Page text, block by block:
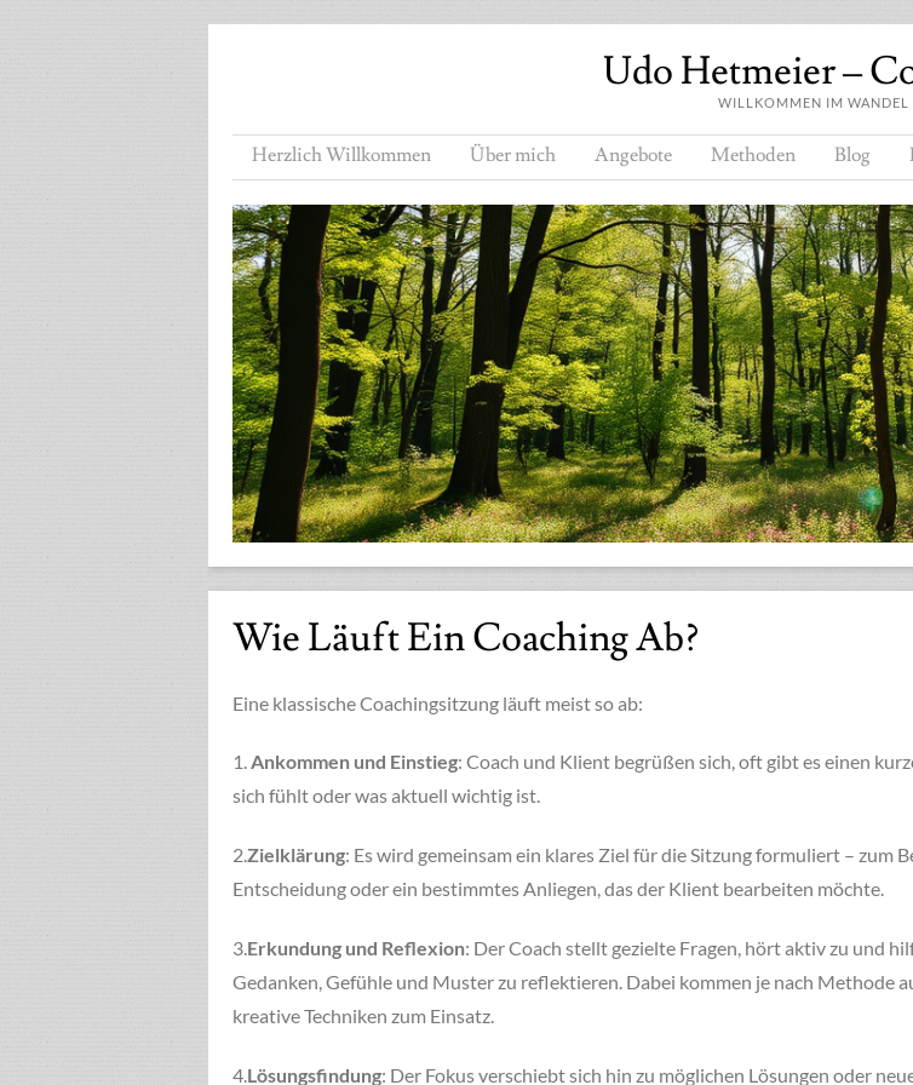
Udo Hetmeier –
WILLKOMMEN IM WANDEL
Herzlich Willkommen Über mich Angebote Methoden Blog
Wie Läuft Ein Coaching Ab?
Eine klassische Coachingsitzung läuft meist so ab:
1.Ankommen und Einstieg: Coach und Klient begrüßen sich, oft gibt es einen
sich fühlt oder was aktuell wichtig ist.
2.Zielklärung: Es wird gemeinsam ein klares Ziel für die Sitzung formuliert – zum
Entscheidung oder ein bestimmtes Anliegen, das der Klient bearbeiten möchte.
3.Erkundung und Reflexion: Der Coach stellt gezielte Fragen, hört aktiv zu und
Gedanken, Gefühle und Muster zu reflektieren. Dabei kommen je nach Methode
kreative Techniken zum Einsatz.
4. Lösungsfindung: Der Fokus verschiebt sich hin zu möglichen Lösungen oder